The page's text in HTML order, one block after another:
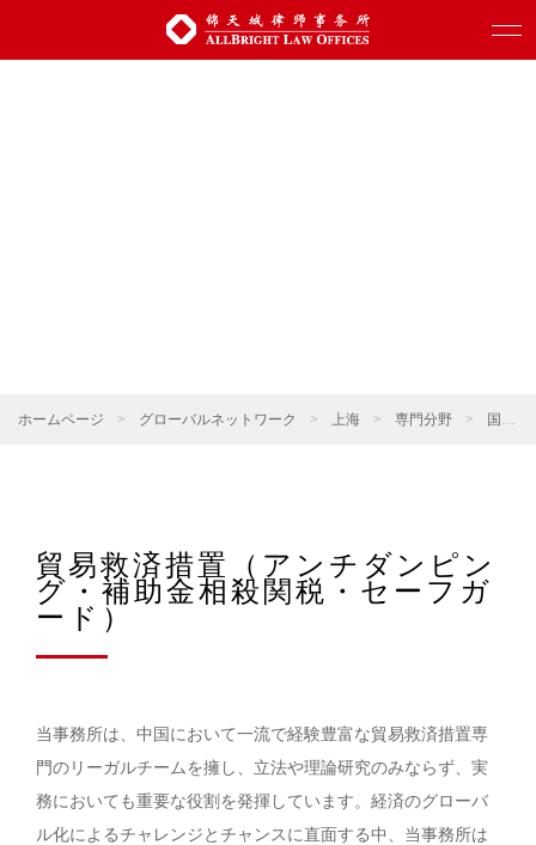
ホームページ > グローバルネットワーク > 上海 > 専門分野 > 国際貿易
貿易救済措置（アンチダンピン
グ・補助金相殺関税・セーフガ
ード）
当事務所は、中国において一流で経験豊富な貿易救済措置専
門のリーガルチームを擁し、立法や理論研究のみならず、実
務においても重要な役割を発揮しています。経済のグローバ
ル化によるチャレンジとチャンスに直面する中、当事務所は